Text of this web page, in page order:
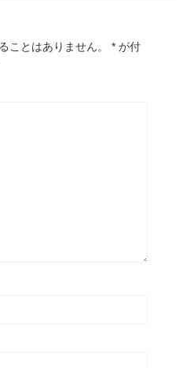
ことはありません。 * が付